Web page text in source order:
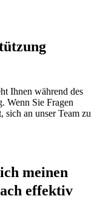
Ihnen während des
Wenn Sie Fragen
sich an unser Team zu
meinen
effektiv